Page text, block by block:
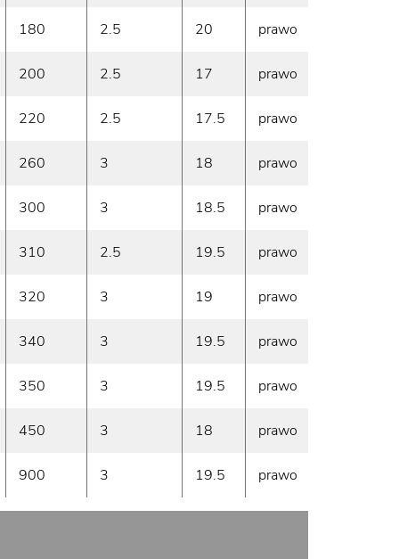
180 2.5 20 prawo
200 2.5 17 prawo
220 2.5 17.5 prawo
260 3 18 prawo
300 3 18.5 prawo
310 2.5 19.5 prawo
320 3 19 prawo
340 3 19.5 prawo
350 3 19.5 prawo
450 3 18 prawo
900 3 19.5 prawo